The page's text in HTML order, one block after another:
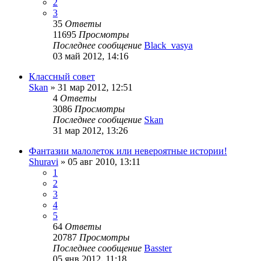
3
35 Ответы
11695 Просмотры
Последнее сообщение Black_vasya
03 май 2012, 14:16
Классный совет
Skan » 31 мар 2012, 12:51
4 Ответы
3086 Просмотры
Последнее сообщение Skan
31 мар 2012, 13:26
Фантазии малолеток или невероятные истории!
Shuravi » 05 авг 2010, 13:11
1
2
3
4
5
64 Ответы
20787 Просмотры
Последнее сообщение Basster
05 янв 2012, 11:18